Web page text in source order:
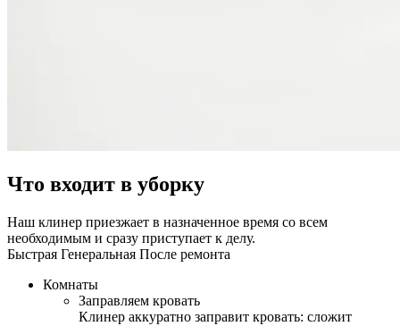
Что входит в уборку
Наш клинер приезжает в назначенное время со всем
необходимым и сразу приступает к делу.
Быстрая Генеральная После ремонта
Комнаты
Заправляем кровать
Клинер аккуратно заправит кровать: сложит